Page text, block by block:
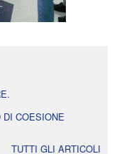
DI COESIONE
TUTTI GLI ARTICOLI